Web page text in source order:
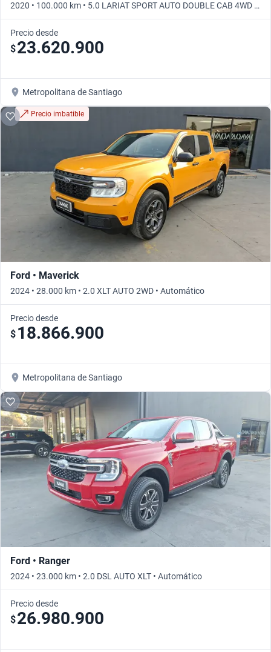
2020 • 100.000 km • 5.0 LARIAT SPORT AUTO DOUBLE CAB 4WD •
Automático
Precio desde
$23.620.900
Metropolitana de Santiago
Precio imbatible
Ford • Maverick
2024 • 28.000 km • 2.0 XLT AUTO 2WD • Automático
Precio desde
$ 18.866.900
Metropolitana de Santiago
Ford • Ranger
2024 • 23.000 km • 2.0 DSL AUTO XLT • Automático
Precio desde
$26.980.900